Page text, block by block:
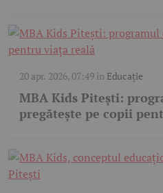
20 apr. 2026, 07:49în Educație
MBA Kids Pitești:
pregătește pe copii